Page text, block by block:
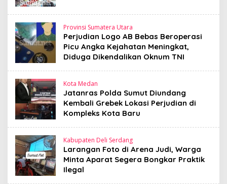
Provinsi Sumatera Utara
Perjudian Logo AB Bebas Beroperasi
Picu Angka Kejahatan Meningkat,
Diduga Dikendalikan Oknum TNI
Kota Medan
Jatanras Polda Sumut Diundang
Kembali Grebek Lokasi Perjudian di
Kompleks Kota Baru
Kabupaten Deli Serdang
Larangan Foto di Arena Judi, Warga
Minta Aparat Segera Bongkar Praktik
Ilegal